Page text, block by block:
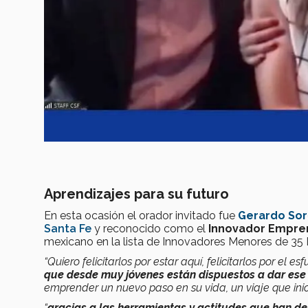
Aprendizajes para su futuro
En esta ocasión el orador invitado fue Gerardo
Santa Fe y reconocido como el Innovador
mexicano en la lista de Innovadores Menores de 35
“Quiero felicitarlos por estar aquí, felicitarlos por el
que desde muy jóvenes están dispuestos a dar ese
emprender un nuevo paso en su vida, un viaje que